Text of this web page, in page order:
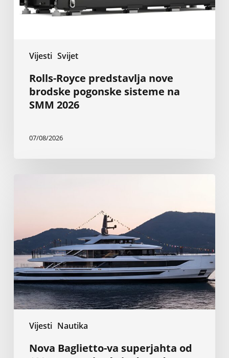
Vijesti Svijet
SMM
Rolls-Royce predstavlja nove
brodske pogonske sisteme na
SMM 2026
07/08/2026
Vijesti Nautika
199
stopa
najveća
je
do
sada
Nova Baglietto-va superjahta od